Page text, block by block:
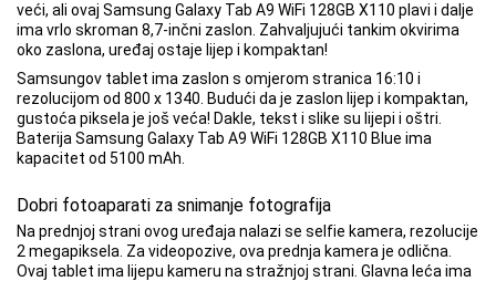
veći, ali ovaj Samsung Galaxy Tab A9 WiFi 128GB X110 plavi i dalje
ima vrlo skroman 8,7-inčni zaslon. Zahvaljujući tankim okvirima
oko zaslona, ​​uređaj ostaje lijep i kompaktan!
Samsungov tablet ima zaslon s omjerom stranica 16:10 i
rezolucijom od 800 x 1340. Budući da je zaslon lijep i kompaktan,
gustoća piksela je još veća! Dakle, tekst i slike su lijepi i oštri.
Baterija Samsung Galaxy Tab A9 WiFi 128GB X110 Blue ima
kapacitet od 5100 mAh.
Dobri fotoaparati za snimanje fotografija
Na prednjoj strani ovog uređaja nalazi se selfie kamera, rezolucije
2 megapiksela. Za videopozive, ova prednja kamera je odlična.
Ovaj tablet ima lijepu kameru na stražnjoj strani. Glavna leća ima